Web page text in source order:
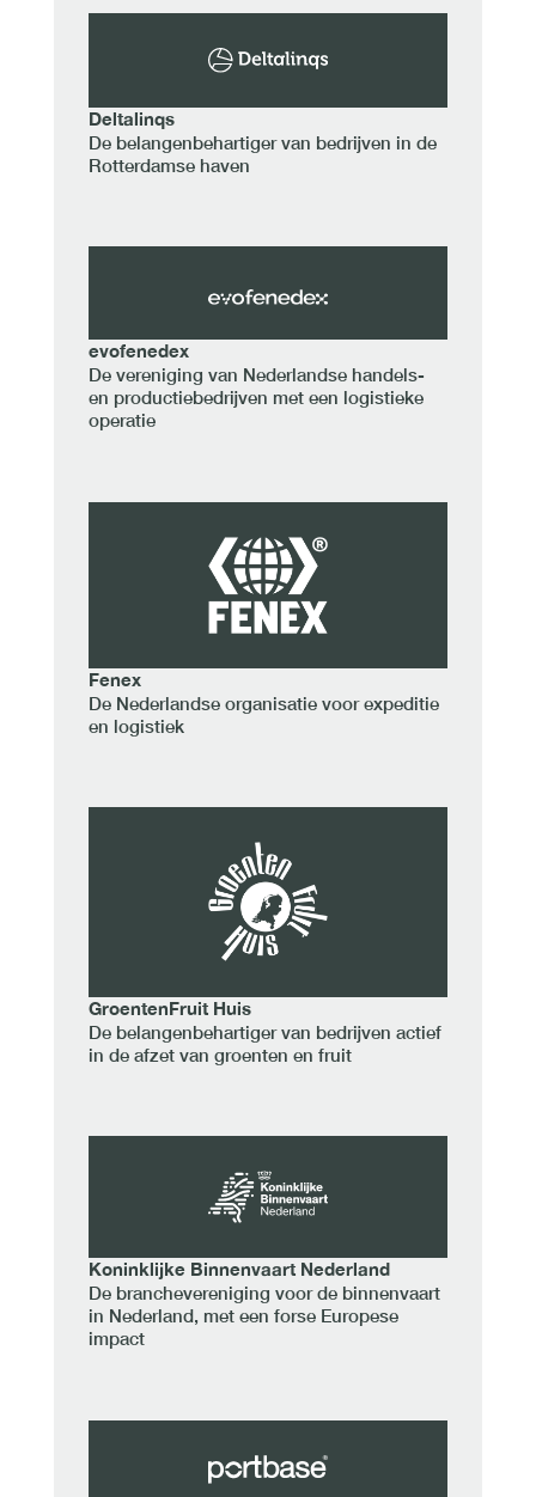
Deltalinqs
De belangenbehartiger van bedrijven in de
Rotterdamse haven
evofenedex
De vereniging van Nederlandse handels-
en productiebedrijven met een logistieke
operatie
Fenex
De Nederlandse organisatie voor expeditie
en logistiek
GroentenFruit Huis
De belangenbehartiger van bedrijven actief
in de afzet van groenten en fruit
Koninklijke Binnenvaart Nederland
De branchevereniging voor de binnenvaart
in Nederland, met een forse Europese
impact